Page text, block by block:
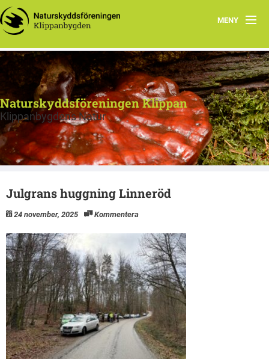
MENY
Hem
Program
Projekt Linneröd
Föreningen
Strövområden
Naturskyddsföreningen Klippan
Klippanbygdens Natur
Julgrans huggning Linneröd
24 november, 2025 Kommentera